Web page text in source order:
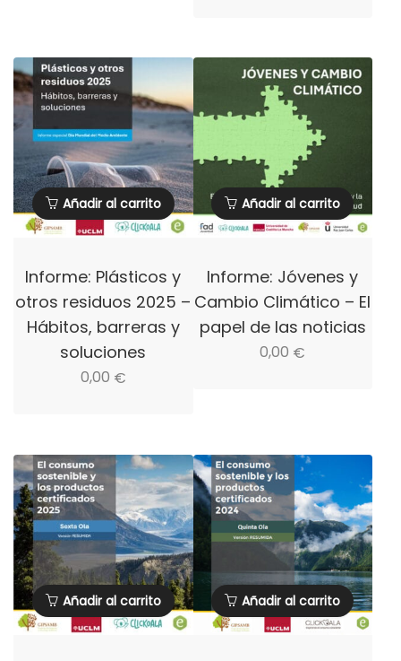
Añadir al carrito
Informe: Plásticos y
otros residuos 2025 –
Hábitos, barreras y
soluciones
0,00 €
Añadir al carrito
Informe: Jóvenes y
Cambio Climático – El
papel de las noticias
0,00 €
Añadir al carrito Añadir al carrito